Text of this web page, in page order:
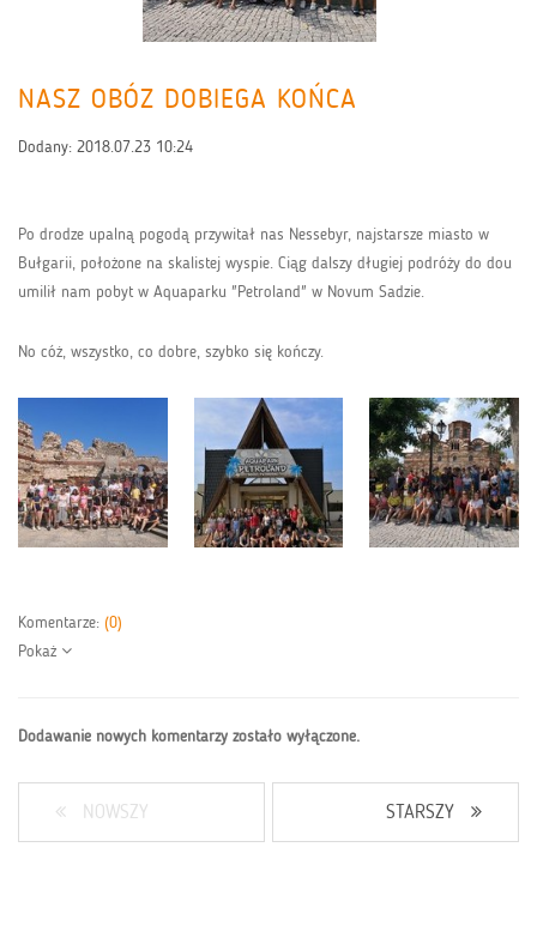
NASZ OBÓZ DOBIEGA KOŃCA
Dodany: 2018.07.23 10:24
Po drodze upalną pogodą przywitał nas Nessebyr, najstarsze miasto w
Bułgarii, położone na skalistej wyspie. Ciąg dalszy długiej podróży do dou
umilił nam pobyt w Aquaparku "Petroland" w Novum Sadzie.
No cóż, wszystko, co dobre, szybko się kończy.
Komentarze: (0)
Pokaż
Dodawanie nowych komentarzy zostało wyłączone.
NOWSZY STARSZY